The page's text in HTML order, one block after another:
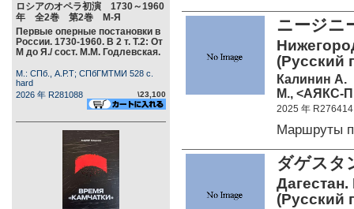
ロシアのオペラ初演 1730～1960
年 全2巻 第2巻 М-Я
Первые оперные постановки в
России. 1730-1960. В 2 т. Т.2: От
М до Я./ сост. М.М. Годлевская.
М.: СПб., А.Р.Т; СПбГМТМИ 528 c.
hard
2026 年 R281088
\23,100
ニージニ
(Русский
Калинин А.
М., <АЯКС-
2025 年 R276414
Маршруты
ダゲスタ
(Русский